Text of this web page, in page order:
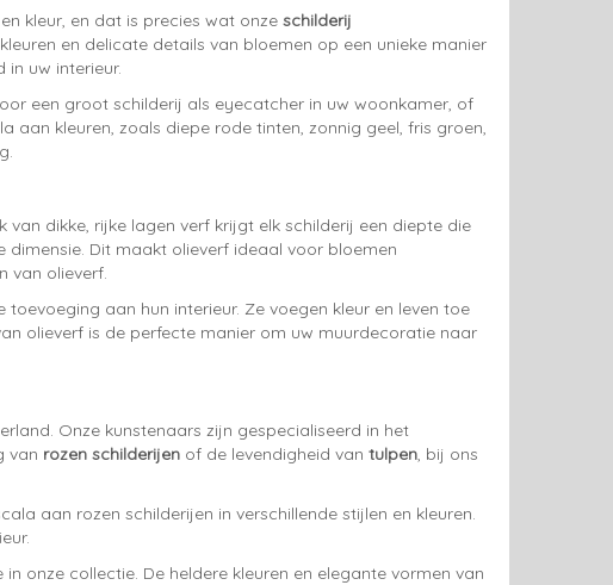
kleur, en dat is precies wat onze schilderij
en delicate details van bloemen op een unieke manier
in uw interieur.
een groot schilderij als eyecatcher in uw woonkamer, of
aan kleuren, zoals diepe rode tinten, zonnig geel, fris groen,
dikke, rijke lagen verf krijgt elk schilderij een diepte die
dimensie. Dit maakt olieverf ideaal voor bloemen
van olieverf.
aan hun interieur. Ze voegen kleur en leven toe
olieverf is de perfecte manier om uw muurdecoratie naar
Onze kunstenaars zijn gespecialiseerd in het
van rozen schilderijen of de levendigheid van tulpen, bij ons
aan rozen schilderijen in verschillende stijlen en kleuren.
onze collectie. De heldere kleuren en elegante vormen van